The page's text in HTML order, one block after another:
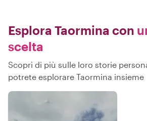
Esplora Taormina con
scelta
Scopri di più sulle loro storie
potrete esplorare Taormina insieme